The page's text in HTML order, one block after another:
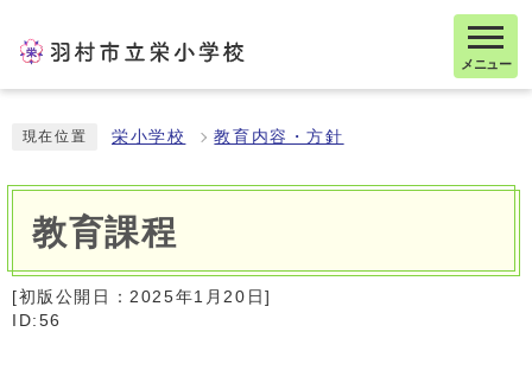
メニュー
現在位置 栄小学校 教育内容・方針
教育課程
[初版公開日：2025年1月20日]
ID:56